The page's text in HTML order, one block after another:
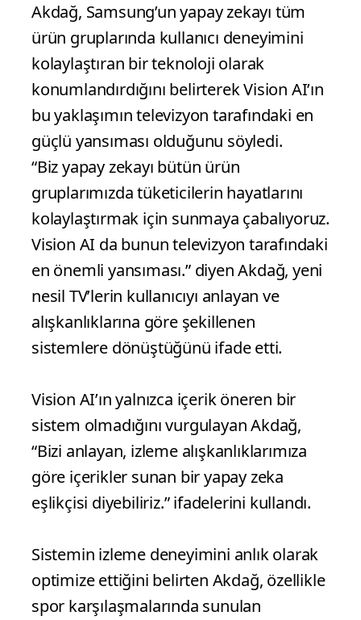
Akdağ, Samsung’un yapay zekayı tüm
ürün gruplarında kullanıcı deneyimini
kolaylaştıran bir teknoloji olarak
konumlandırdığını belirterek Vision AI’ın
bu yaklaşımın televizyon tarafındaki en
güçlü yansıması olduğunu söyledi.
“Biz yapay zekayı bütün ürün
gruplarımızda tüketicilerin hayatlarını
kolaylaştırmak için sunmaya çabalıyoruz.
Vision AI da bunun televizyon tarafındaki
en önemli yansıması.” diyen Akdağ, yeni
nesil TV’lerin kullanıcıyı anlayan ve
alışkanlıklarına göre şekillenen
sistemlere dönüştüğünü ifade etti.
Vision AI’ın yalnızca içerik öneren bir
sistem olmadığını vurgulayan Akdağ,
“Bizi anlayan, izleme alışkanlıklarımıza
göre içerikler sunan bir yapay zeka
eşlikçisi diyebiliriz.” ifadelerini kullandı.
Sistemin izleme deneyimini anlık olarak
optimize ettiğini belirten Akdağ, özellikle
spor karşılaşmalarında sunulan